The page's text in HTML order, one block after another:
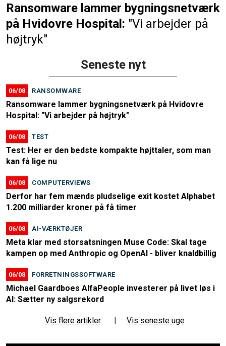
Ransomware lammer bygningsnetværk
på Hvidovre Hospital: "Vi arbejder på
højtryk"
Seneste nyt
06/08 RANSOMWARE
Ransomware lammer bygningsnetværk på Hvidovre
Hospital: "Vi arbejder på højtryk"
06/08 TEST
Test: Her er den bedste kompakte højttaler, som man
kan få lige nu
06/08 COMPUTERVIEWS
Derfor har fem mænds pludselige exit kostet Alphabet
1.200 milliarder kroner på få timer
06/08 AI-VÆRKTØJER
Meta klar med storsatsningen Muse Code: Skal tage
kampen op med Anthropic og OpenAI - bliver knaldbillig
06/08 FORRETNINGSSOFTWARE
Michael Gaardboes AlfaPeople investerer på livet løs i
AI: Sætter ny salgsrekord
Vis flere artikler | Vis seneste uge